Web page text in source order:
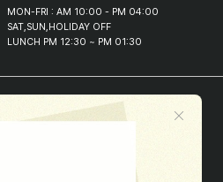
MON-FRI : AM 10:00 - PM 04:00
SAT,SUN,HOLIDAY OFF
LUNCH PM 12:30 ~ PM 01:30